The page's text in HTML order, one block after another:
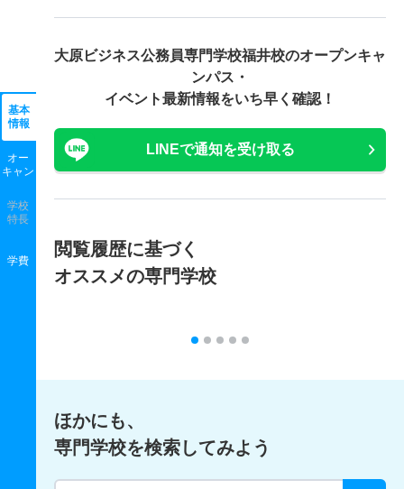
基本
情報
オー
キャン
学校
特長
学費
大原ビジネス公務員専門学校福井校のオープンキャ
ンパス・
イベント最新情報をいち早く確認！
LINEで通知を受け取る
閲覧履歴に基づく
オススメの専門学校
ほかにも、
専門学校を検索してみよう